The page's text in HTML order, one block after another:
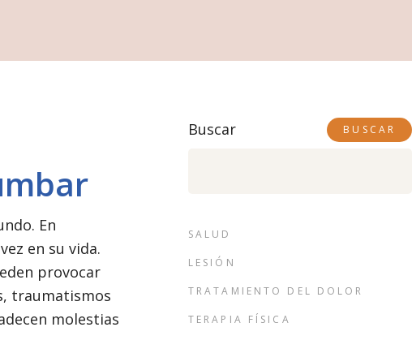
En
en su vida.
provocar
traumatismos
molestias
Buscar BUSCAR
SALUD
LESIÓN
TRATAMIENTO DEL DOLOR
TERAPIA FÍSICA